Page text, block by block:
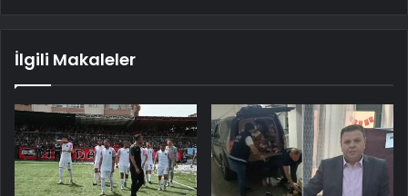
İlgili Makaleler